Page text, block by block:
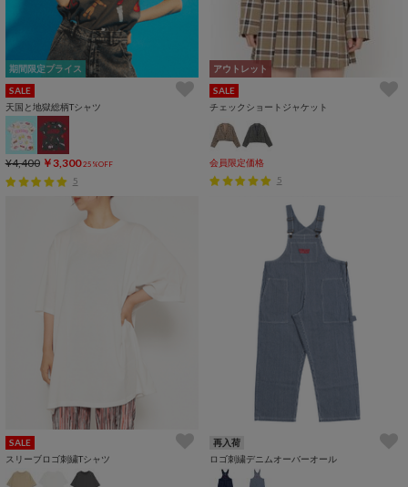
期間限定プライス
SALE
天国と地獄総柄Tシャツ
¥4,400 ￥3,300 25%OFF
5
アウトレット
SALE
チェックショートジャケット
会員限定価格
5
SALE
スリーブロゴ刺繍Tシャツ
再入荷
ロゴ刺繍デニムオーバーオール